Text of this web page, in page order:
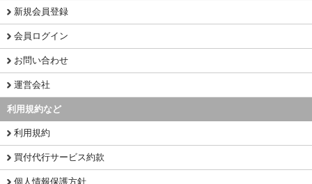
新規会員登録
会員ログイン
お問い合わせ
運営会社
利用規約など
利用規約
買付代行サービス約款
個人情報保護方針